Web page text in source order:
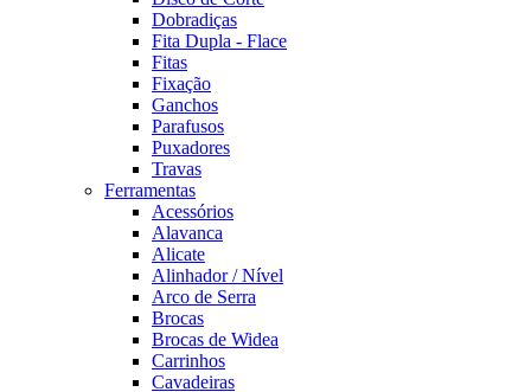
Dobradiças
Fita Dupla - Flace
Fitas
Fixação
Ganchos
Parafusos
Puxadores
Travas
Ferramentas
Acessórios
Alavanca
Alicate
Alinhador / Nível
Arco de Serra
Brocas
Brocas de Widea
Carrinhos
Cavadeiras